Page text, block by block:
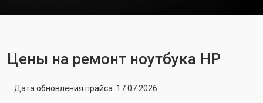
Цены на ремонт ноутбука HP
Дата обновления прайса: 17.07.2026